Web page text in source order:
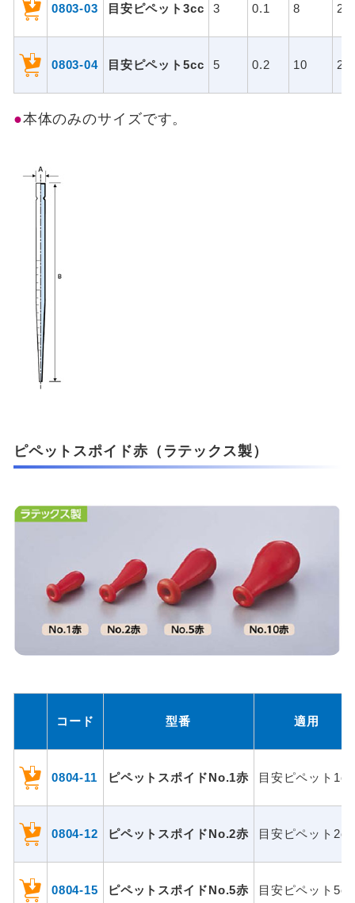
0803-03 目安ピペット3cc 3 0.1 8
0803-04 目安ピペット5cc 5 0.2 10
本体のみのサイズです。
ピペットスポイド赤（ラテックス製）
コード 型番 適用
0804-11 ピペットスポイドNo.1赤 目安ピペット1cc
0804-12 ピペットスポイドNo.2赤 目安ピペット2cc
0804-15 ピペットスポイドNo.5赤 目安ピペット5cc